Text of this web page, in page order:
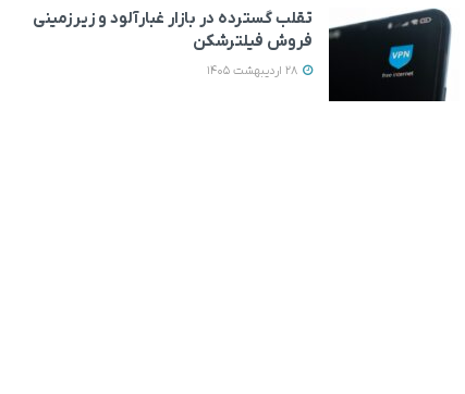
تقلب گسترده در بازار غبارآلود و زیرزمینی
فروش فیلترشکن